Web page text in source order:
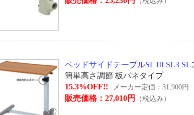
ベッドサイドテーブルSL III SL3 SL
簡単高さ調節 板バネタイプ
15.3%OFF!!
メーカー定価：31,900円
販売価格：27,010円 （税込み）